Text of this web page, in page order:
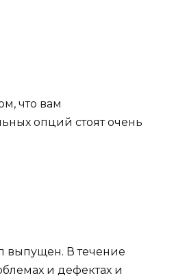
что вам
опций стоят очень
выпущен. В течение
и дефектах и